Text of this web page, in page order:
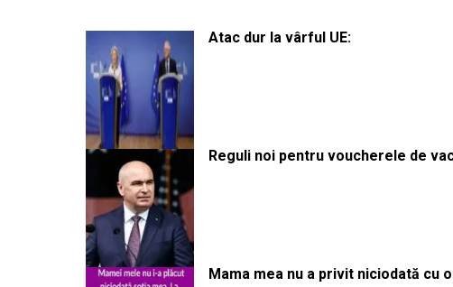
Atac dur la vârful UE:
Reguli noi pentru voucherele de
Mama mea nu a privit niciodată cu